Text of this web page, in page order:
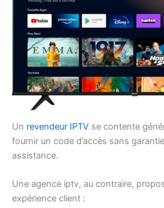
Un revendeur IPTV se contente
fournir un code d’accès sans
assistance.
Une agence iptv, au contraire,
expérience client :